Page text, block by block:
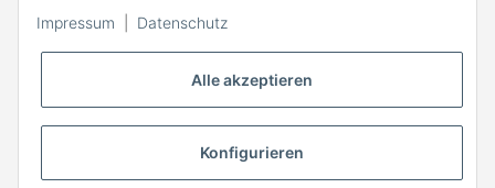
Alle akzeptieren
Konfigurieren
Impressum Datenschutz